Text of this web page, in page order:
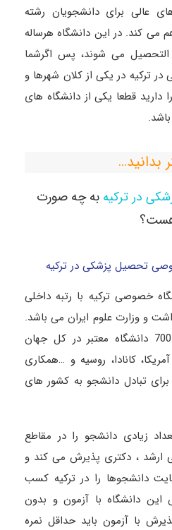
عالی برای دانشجویان رشته
می کند. در این دانشگاه هرساله
التحصیل می شوند، پس اگرشما
ترکیه در یکی از کلان شهرها و
دارید قطعا یکی از دانشگاه های
بدانید…
در ترکیه به چه صورت
تحصیل پزشکی در ترکیه
خصوصی ترکیه با رتبه داخلی
و وزارت علوم ایران می باشد.
این دانشگاه با بیش از 700 دانشگاه معتبر در کل جهان
کانادا، روسیه و …همکاری
تبادل دانشجو به کشور های
زیادی دانشجو را در مقاطع
ارشد ، دکتری پذیرش می کند و
اول رضایت دانشجوها را در ترکیه کسب
دانشگاه با آزمون و بدون
با آزمون باید حداقل نمره